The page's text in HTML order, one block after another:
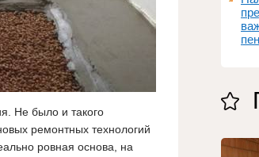
Не было и такого
ремонтных технологий
ровная основа, на